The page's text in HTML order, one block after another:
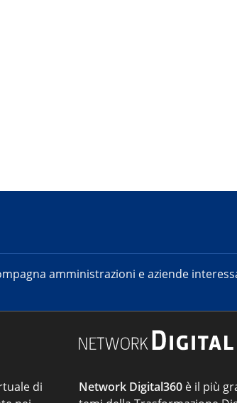
amministrazioni e aziende
di
Network Digital360 è il più